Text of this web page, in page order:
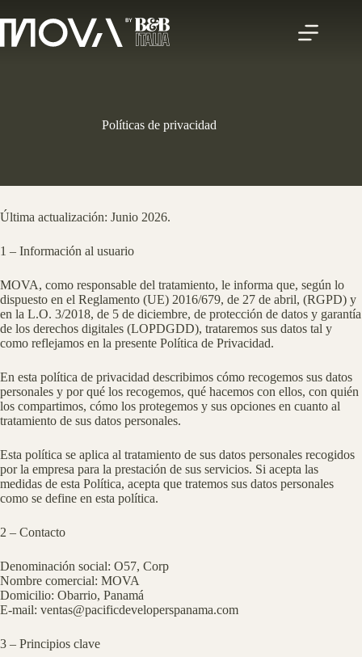
al
contenido
Políticas de privacidad
Última actualización: Junio 2026.
1 – Información al usuario
MOVA, como responsable del tratamiento, le informa que, según lo
dispuesto en el Reglamento (UE) 2016/679, de 27 de abril, (RGPD) y
en la L.O. 3/2018, de 5 de diciembre, de protección de datos y garantía
de los derechos digitales (LOPDGDD), trataremos sus datos tal y
como reflejamos en la presente Política de Privacidad.
En esta política de privacidad describimos cómo recogemos sus datos
personales y por qué los recogemos, qué hacemos con ellos, con quién
los compartimos, cómo los protegemos y sus opciones en cuanto al
tratamiento de sus datos personales.
Esta política se aplica al tratamiento de sus datos personales recogidos
por la empresa para la prestación de sus servicios. Si acepta las
medidas de esta Política, acepta que tratemos sus datos personales
como se define en esta política.
2 – Contacto
Denominación social: O57, Corp
Nombre comercial: MOVA
Domicilio: Obarrio, Panamá
E-mail: ventas@pacificdeveloperspanama.com
3 – Principios clave